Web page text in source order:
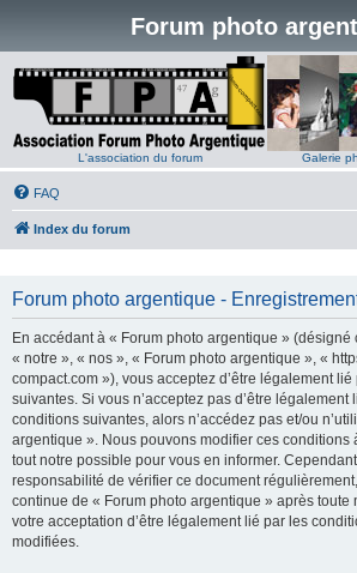
Forum photo
L'association du forum Galerie
FAQ
Index du forum
Forum photo argentique -
En accédant à « Forum photo argentique » (désigné
« notre », « nos », « Forum photo argentique », «
compact.com »), vous acceptez d’être légalement
suivantes. Si vous n’acceptez pas d’être légalement
conditions suivantes, alors n’accédez pas et/ou
argentique ». Nous pouvons modifier ces conditions
tout notre possible pour vous en informer.
responsabilité de vérifier ce document
continue de « Forum photo argentique » après toute
votre acceptation d’être légalement lié par les
modifiées.